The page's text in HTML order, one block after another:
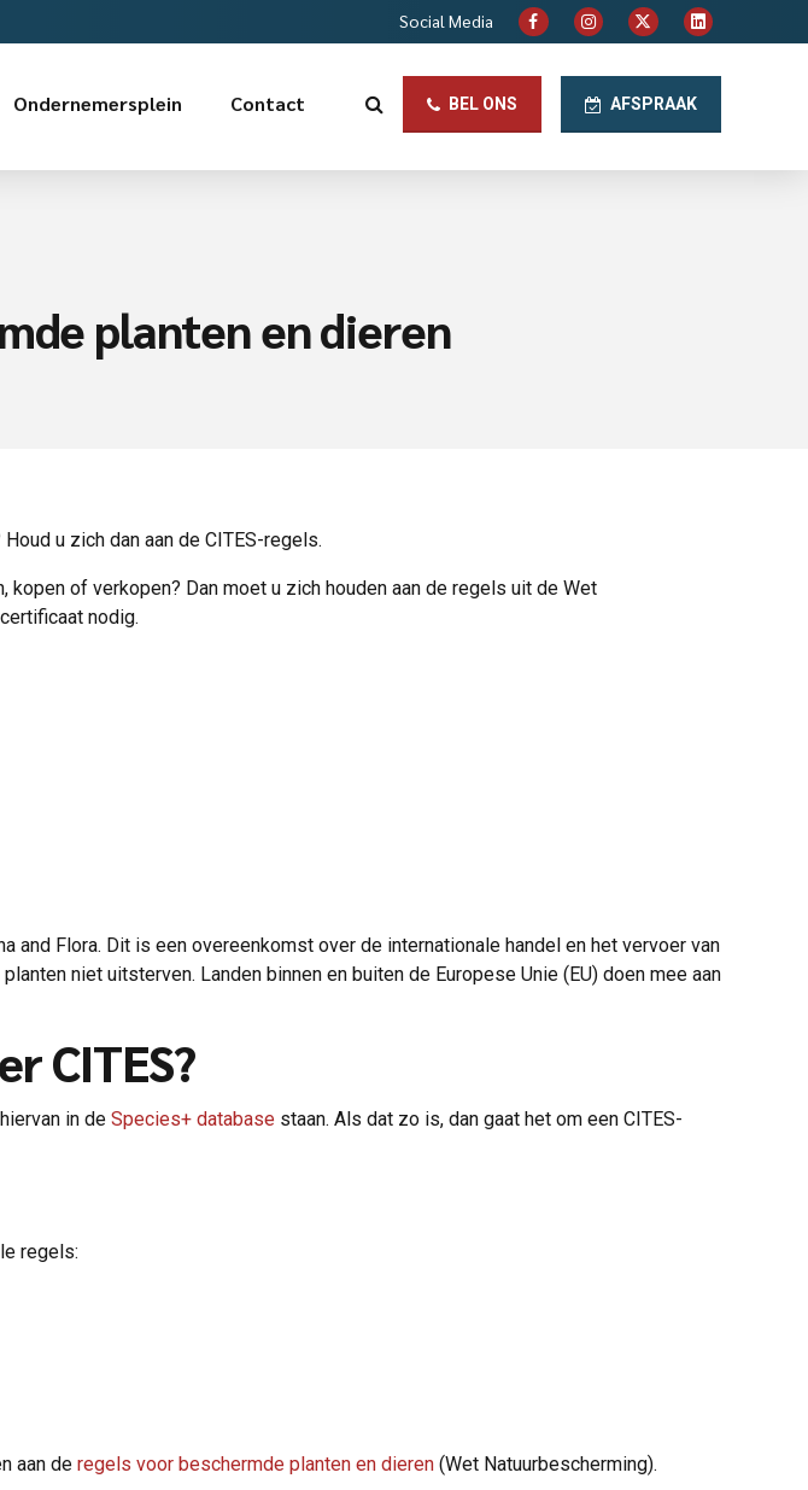
Social Media
BEL ONS AFSPRAAK
Ondernemersplein Contact
planten en dieren
u zich dan aan de CITES-regels.
of verkopen? Dan moet u zich houden aan de regels uit de Wet
nodig.
and Flora. Dit is een overeenkomst over de internationale handel en het vervoer van
niet uitsterven. Landen binnen en buiten de Europese Unie (EU) doen mee aan
CITES?
in de Species+ database staan. Als dat zo is, dan gaat het om een CITES-
regels:
aan de regels voor beschermde planten en dieren (Wet Natuurbescherming).